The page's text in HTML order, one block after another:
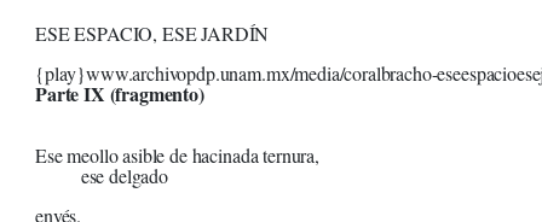
ESE ESPACIO, ESE JARDÍN
{play}www.archivopdp.unam.mx/media/coralbracho-
Parte IX (fragmento)
Ese meollo asible de hacinada ternura,
ese delgado
envés.